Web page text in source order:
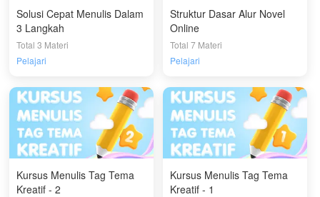
Solusi Cepat Menulis Dalam
3 Langkah
Total 3 Materi
Pelajari
Struktur Dasar Alur Novel
Online
Total 7 Materi
Pelajari
Kursus Menulis Tag Tema
Kreatif - 2
Kursus Menulis Tag Tema
Kreatif - 1